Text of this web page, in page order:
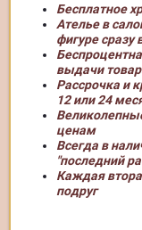
Бесплатное
Ателье в
фигуре сразу
выдачи
Рассрочка и
12 или 24
ценам
Всегда в
"последний
Каждая
подруг